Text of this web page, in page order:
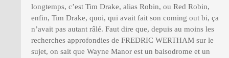
longtemps, c’est Tim Drake, alias Robin, ou Red Robin,
enfin, Tim Drake, quoi, qui avait fait son coming out bi, ça
n’avait pas autant râlé. Faut dire que, depuis au moins les
recherches approfondies de FREDRIC WERTHAM sur le
sujet, on sait que Wayne Manor est un baisodrome et un